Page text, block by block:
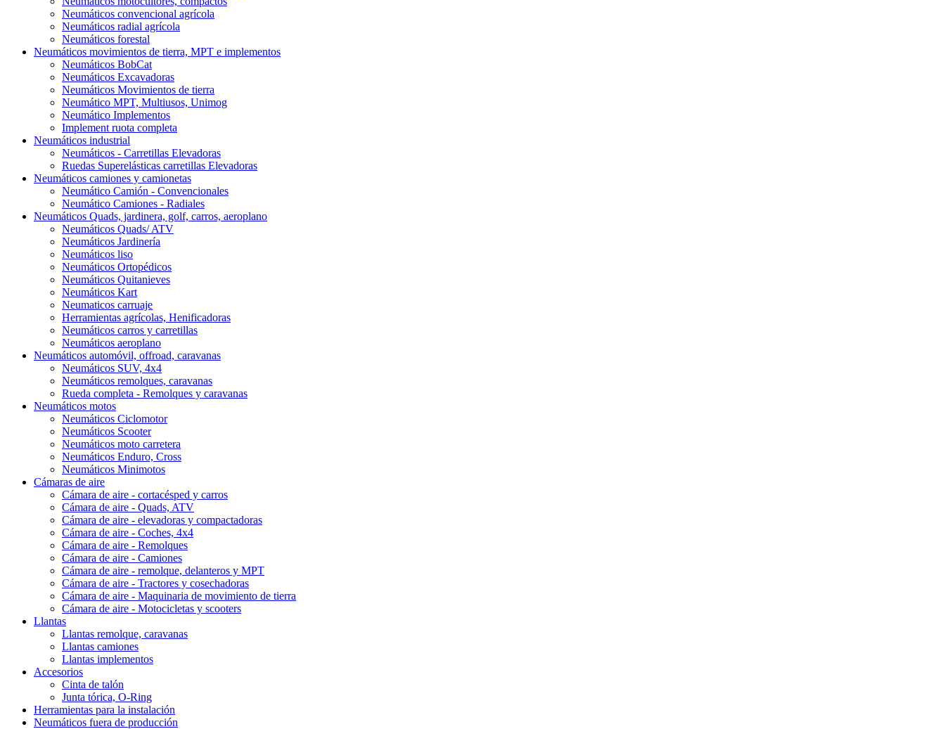
Neumáticos convencional agrícola
Neumáticos radial agrícola
Neumáticos forestal
Neumáticos movimientos de tierra, MPT e implementos
Neumáticos BobCat
Neumáticos Excavadoras
Neumáticos Movimientos de tierra
Neumático MPT, Multiusos, Unimog
Neumático Implementos
Implement ruota completa
Neumáticos industrial
Neumáticos - Carretillas Elevadoras
Ruedas Superelásticas carretillas Elevadoras
Neumáticos camiones y camionetas
Neumático Camión - Convencionales
Neumático Camiones - Radiales
Neumáticos Quads, jardinera, golf, carros, aeroplano
Neumáticos Quads/ ATV
Neumáticos Jardinería
Neumáticos liso
Neumáticos Ortopédicos
Neumáticos Quitanieves
Neumáticos Kart
Neumaticos carruaje
Herramientas agrícolas, Henificadoras
Neumáticos carros y carretillas
Neumáticos aeroplano
Neumáticos automóvil, offroad, caravanas
Neumáticos SUV, 4x4
Neumáticos remolques, caravanas
Rueda completa - Remolques y caravanas
Neumáticos motos
Neumáticos Ciclomotor
Neumáticos Scooter
Neumáticos moto carretera
Neumáticos Enduro, Cross
Neumáticos Minimotos
Cámaras de aire
Cámara de aire - cortacésped y carros
Cámara de aire - Quads, ATV
Cámara de aire - elevadoras y compactadoras
Cámara de aire - Coches, 4x4
Cámara de aire - Remolques
Cámara de aire - Camiones
Cámara de aire - remolque, delanteros y MPT
Cámara de aire - Tractores y cosechadoras
Cámara de aire - Maquinaria de movimiento de tierra
Cámara de aire - Motocicletas y scooters
Llantas
Llantas remolque, caravanas
Llantas camiones
Llantas implementos
Accesorios
Cinta de talón
Junta tórica, O-Ring
Herramientas para la instalación
Neumáticos fuera de producción